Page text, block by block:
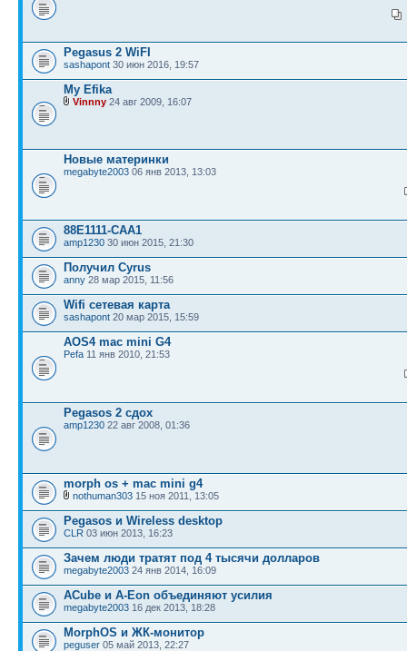
Pegasus 2 WiFI
sashapont 30 июн 2016, 19:57
My Efika
Vinnny 24 авг 2009, 16:07
Новые материнки
megabyte2003 06 янв 2013, 13:03
88E1111-CAA1
amp1230 30 июн 2015, 21:30
Получил Cyrus
anny 28 мар 2015, 11:56
Wifi сетевая карта
sashapont 20 мар 2015, 15:59
AOS4 mac mini G4
Pefa 11 янв 2010, 21:53
Pegasos 2 сдох
amp1230 22 авг 2008, 01:36
morph os + mac mini g4
nothuman303 15 ноя 2011, 13:05
Pegasos и Wireless desktop
CLR 03 июн 2013, 16:23
Зачем люди тратят под 4 тысячи долларов
megabyte2003 24 янв 2014, 16:09
ACube и A-Eon объединяют усилия
megabyte2003 16 дек 2013, 18:28
MorphOS и ЖК-монитор
peguser 05 май 2013, 22:27